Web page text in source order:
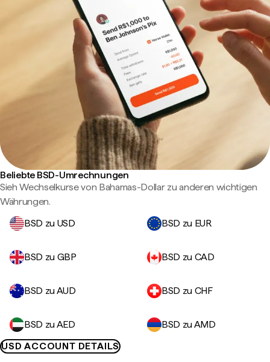
Beliebte BSD-Umrechnungen
Sieh Wechselkurse von Bahamas-Dollar zu anderen wichtigen
Währungen.
BSD zu USD
BSD zu EUR
BSD zu GBP BSD zu CAD
BSD zu AUD BSD zu CHF
BSD zu AED
BSD zu AMD
USD ACCOUNT DETAILS